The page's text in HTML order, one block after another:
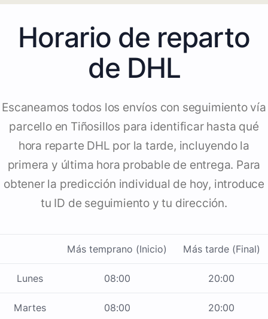
Horario de reparto
de DHL
Escaneamos todos los envíos con seguimiento vía
parcello en Tiñosillos para identificar hasta qué
hora reparte DHL por la tarde, incluyendo la
primera y última hora probable de entrega. Para
obtener la predicción individual de hoy, introduce
tu ID de seguimiento y tu dirección.
Más temprano (Inicio) Más tarde (Final)
Lunes 08:00 20:00
Martes 08:00 20:00